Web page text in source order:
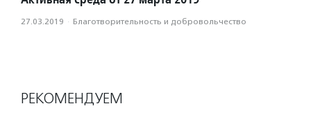
27.03.2019 · Благотвори­тель­ность и доброволь­чест­во
РЕКОМЕНДУЕМ